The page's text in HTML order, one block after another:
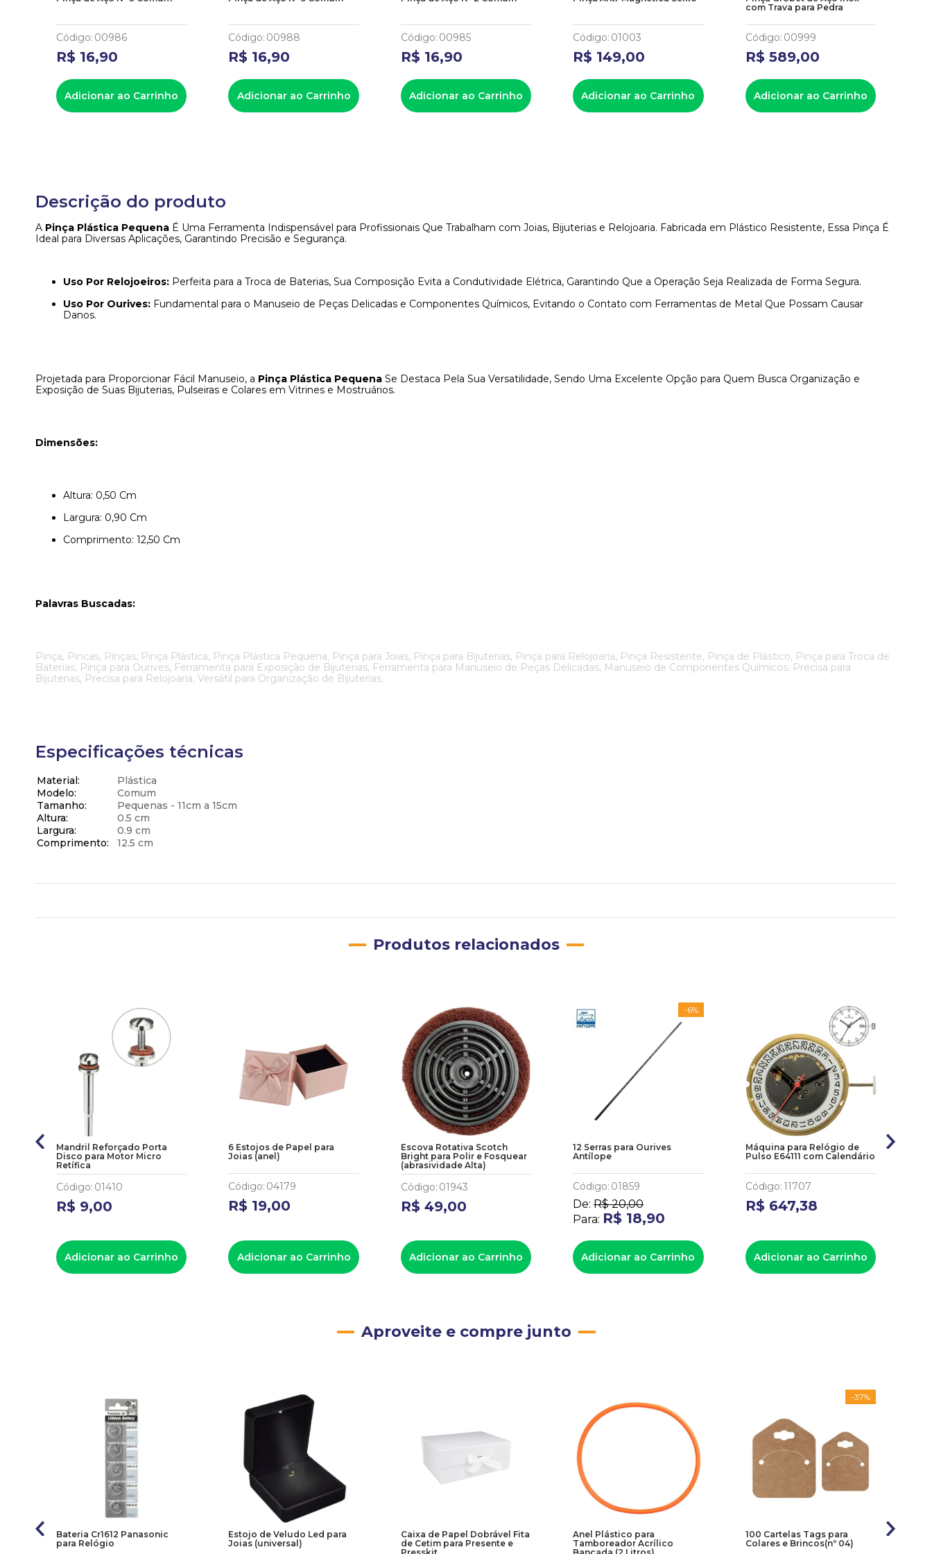
Código: 00986
R$ 16,90
Adicionar ao Carrinho
Código: 00988
R$ 16,90
Adicionar ao Carrinho
Código: 00985
R$ 16,90
Adicionar ao Carrinho
Código: 01003
R$ 149,00
Adicionar ao Carrinho
com Trava para Pedra
Código: 00999
R$ 589,00
Adicionar ao Carrinho
Descrição do produto
A Pinça Plástica Pequena É Uma Ferramenta Indispensável para Profissionais Que Trabalham com Joias, Bijuterias e Relojoaria. Fabricada em Plástico Resistente, Essa Pinça É
Ideal para Diversas Aplicações, Garantindo Precisão e Segurança.
Uso Por Relojoeiros: Perfeita para a Troca de Baterias, Sua Composição Evita a Condutividade Elétrica, Garantindo Que a Operação Seja Realizada de Forma Segura.
Uso Por Ourives: Fundamental para o Manuseio de Peças Delicadas e Componentes Químicos, Evitando o Contato com Ferramentas de Metal Que Possam Causar
Danos.
Projetada para Proporcionar Fácil Manuseio, a Pinça Plástica Pequena Se Destaca Pela Sua Versatilidade, Sendo Uma Excelente Opção para Quem Busca Organização e
Exposição de Suas Bijuterias, Pulseiras e Colares em Vitrines e Mostruários.
Dimensões:
Altura: 0,50 Cm
Largura: 0,90 Cm
Comprimento: 12,50 Cm
Palavras Buscadas:
Pinça, Pincas, Pinças, Pinça Plástica, Pinça Plástica Pequena, Pinça para Joias, Pinça para Bijuterias, Pinça para Relojoaria, Pinça Resistente, Pinça de Plástico, Pinça para Troca de
Baterias, Pinça para Ourives, Ferramenta para Exposição de Bijuterias, Ferramenta para Manuseio de Peças Delicadas, Manuseio de Componentes Químicos, Precisa para
Bijuterias, Precisa para Relojoaria, Versátil para Organização de Bijuterias.
Especificações técnicas
Material
Plástica
Modelo
Comum
Tamanho
Pequenas - 11cm a 15cm
Altura
0.5 cm
Largura
0.9 cm
Comprimento
12.5 cm
Produtos relacionados
Mandril Reforçado Porta
Disco para Motor Micro
Retífica
Código: 01410
R$ 9,00
Adicionar ao Carrinho
6 Estojos de Papel para
Joias (anel)
Código: 04179
R$ 19,00
Adicionar ao Carrinho
Escova Rotativa Scotch
Bright para Polir e Fosquear
(abrasividade Alta)
Código: 01943
R$ 49,00
Adicionar ao Carrinho
-6%
12 Serras para Ourives
Antílope
Código: 01859
De:R$ 20,00
Para: R$ 18,90
Adicionar ao Carrinho
Máquina para Relógio de
Pulso E64111 com Calendário
Código:11707
R$ 647,38
Adicionar ao Carrinho
Aproveite e compre junto
Bateria Cr1612 Panasonic
para Relógio
Estojo de Veludo Led para
Joias (universal)
Caixa de Papel Dobrável Fita
de Cetim para Presente e
Anel Plástico para
Tamboreador Acrílico
-37%
100 Cartelas Tags para
Colares e Brincos(nº 04)